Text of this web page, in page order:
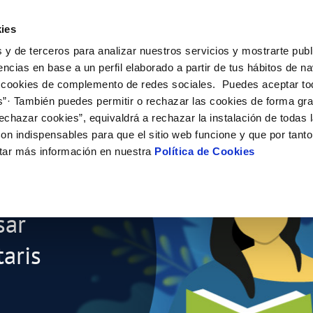
y de terceros para analizar nuestros servicios y mostrarte
en base a un perfil elaborado a partir de tus hábitos de
de complemento de redes sociales. Puedes aceptar
También puedes permitir o rechazar las cookies de forma
cookies”, equivaldrá a rechazar la instalación de todas
indispensables para que el sitio web funcione y que por
más información en nuestra Política de Cookies
subministrament
de subministrament
MODIFICACIÓ DE DADES
Actualitzar dades bancàries
Actualitzar dades de domicili
Teu Servei
AL CLIENT
contacte
de fuita interior
COMPROMÍS DE SERVEI
Customer Counsel (Defensa del
Normativa del servei
La Teva Aigua
la qualitat de l’aigua
CUIDEM L'AIGUA
Consells d'estalvi
Dipòsits comunitaris
Coneix-nos
CONDUCTA
DE GESTIÓ I CERTIFICATS
PERFIL DEL CONTRACTANT
Plataforma de contractació del
públic
Licitacions en curs
El